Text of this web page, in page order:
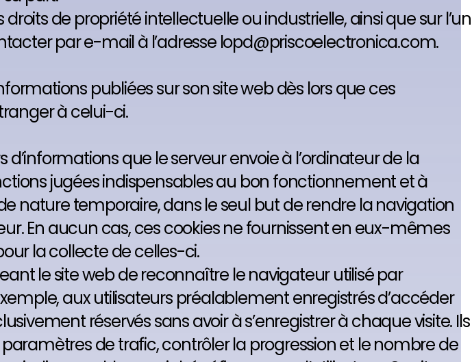
de propriété intellectuelle ou industrielle, ainsi que sur l’un
par e-mail à l’adresse lopd@priscoelectronica.com.
publiées sur son site web dès lors que ces
à celui-ci.
que le serveur envoie à l’ordinateur de la
jugées indispensables au bon fonctionnement et à
nature temporaire, dans le seul but de rendre la navigation
En aucun cas, ces cookies ne fournissent en eux-mêmes
la collecte de celles-ci.
le site web de reconnaître le navigateur utilisé par
aux utilisateurs préalablement enregistrés d’accéder
réservés sans avoir à s’enregistrer à chaque visite. Ils
de trafic, contrôler la progression et le nombre de